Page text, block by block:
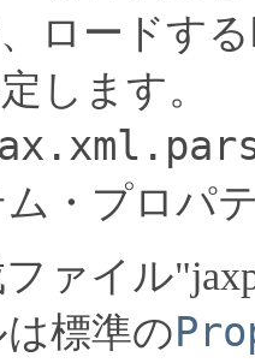
ロードする
します。
ム・プロパ
ァイル
標準の